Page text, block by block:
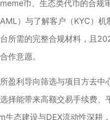
币、生态类代币的合规
）与了解客户（KYC）
所需的完整合规材料，且
作意愿。
盈利导向筛选与项目方去中
择能带来高额交易手续费
生态建设与DEX流动性深耕